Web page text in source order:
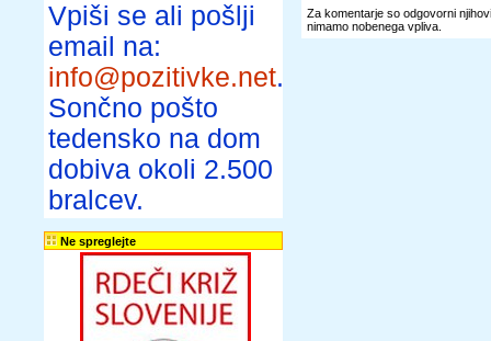
Vpiši se ali pošlji
email na:
info@pozitivke.net.
Sončno pošto
tedensko na dom
dobiva okoli 2.500
bralcev.
Ne spreglejte
Za komentarje so odgovorni
nimamo nobenega vpliva.